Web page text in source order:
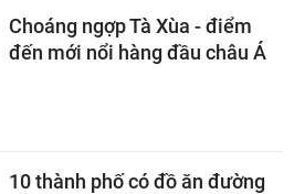
Choáng ngợp Tà Xùa - điểm
đến mới nổi hàng đầu châu Á
10 thành phố có đồ ăn đường